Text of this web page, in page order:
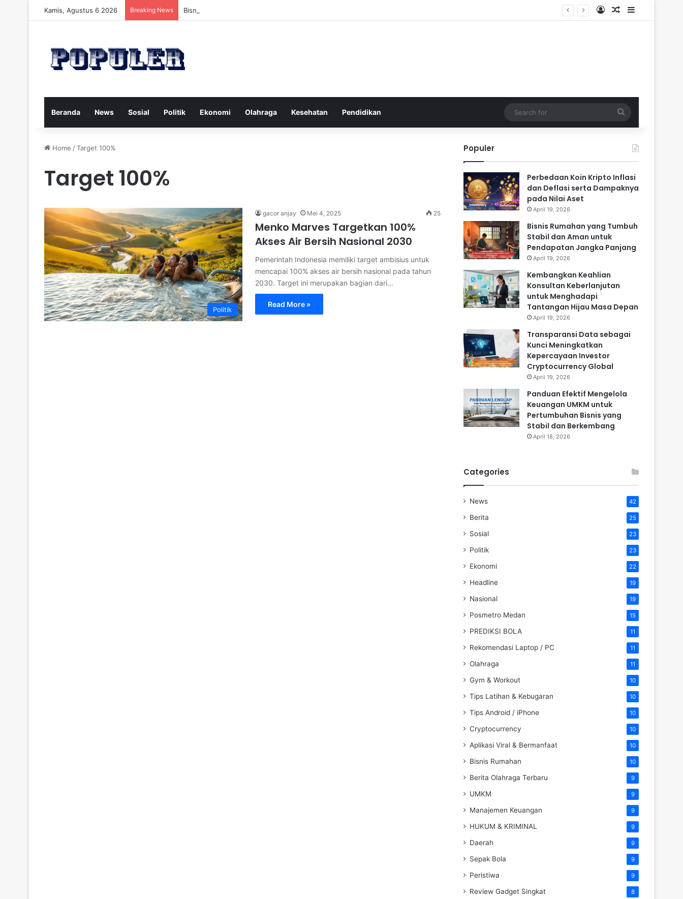
Kamis, Agustus 6 2026 Breaking News Bisnis Rumahan yang Tumbuh Stabil dan Aman untuk Pendapatan Jangka Panjang Log InRandom Article
Sidebar
Beranda News Sosial Politik Ekonomi Olahraga Kesehatan Pendidikan
for
Home /Target 100%
Target 100%
Politik
gacor anjay Mei 4, 2025 25
Menko Marves Targetkan 100%
Akses Air Bersih Nasional 2030
Pemerintah Indonesia memiliki target ambisius untuk
mencapai 100% akses air bersih nasional pada tahun
2030. Target ini merupakan bagian dari…
Read More »
Populer
Perbedaan Koin Kripto Inflasi
dan Deflasi serta Dampaknya
pada Nilai Aset
April 19, 2026
Bisnis Rumahan yang Tumbuh
Stabil dan Aman untuk
Pendapatan Jangka Panjang
April 19, 2026
Kembangkan Keahlian
Konsultan Keberlanjutan
untuk Menghadapi
Tantangan Hijau Masa Depan
April 19, 2026
Transparansi Data sebagai
Kunci Meningkatkan
Kepercayaan Investor
Cryptocurrency Global
April 19, 2026
Panduan Efektif Mengelola
Keuangan UMKM untuk
Pertumbuhan Bisnis yang
Stabil dan Berkembang
April 18, 2026
Categories
News 42
Berita 25
Sosial 23
Politik 23
Ekonomi 22
Headline 19
Nasional 19
Posmetro Medan 15
PREDIKSI BOLA 11
Rekomendasi Laptop / PC 11
Olahraga 11
Gym & Workout 10
Tips Latihan & Kebugaran 10
Tips Android / iPhone 10
Cryptocurrency 10
Aplikasi Viral & Bermanfaat 10
Bisnis Rumahan 10
Berita Olahraga Terbaru 9
UMKM 9
Manajemen Keuangan 9
HUKUM & KRIMINAL 9
Daerah 9
Sepak Bola 9
Peristiwa 9
Review Gadget Singkat 8